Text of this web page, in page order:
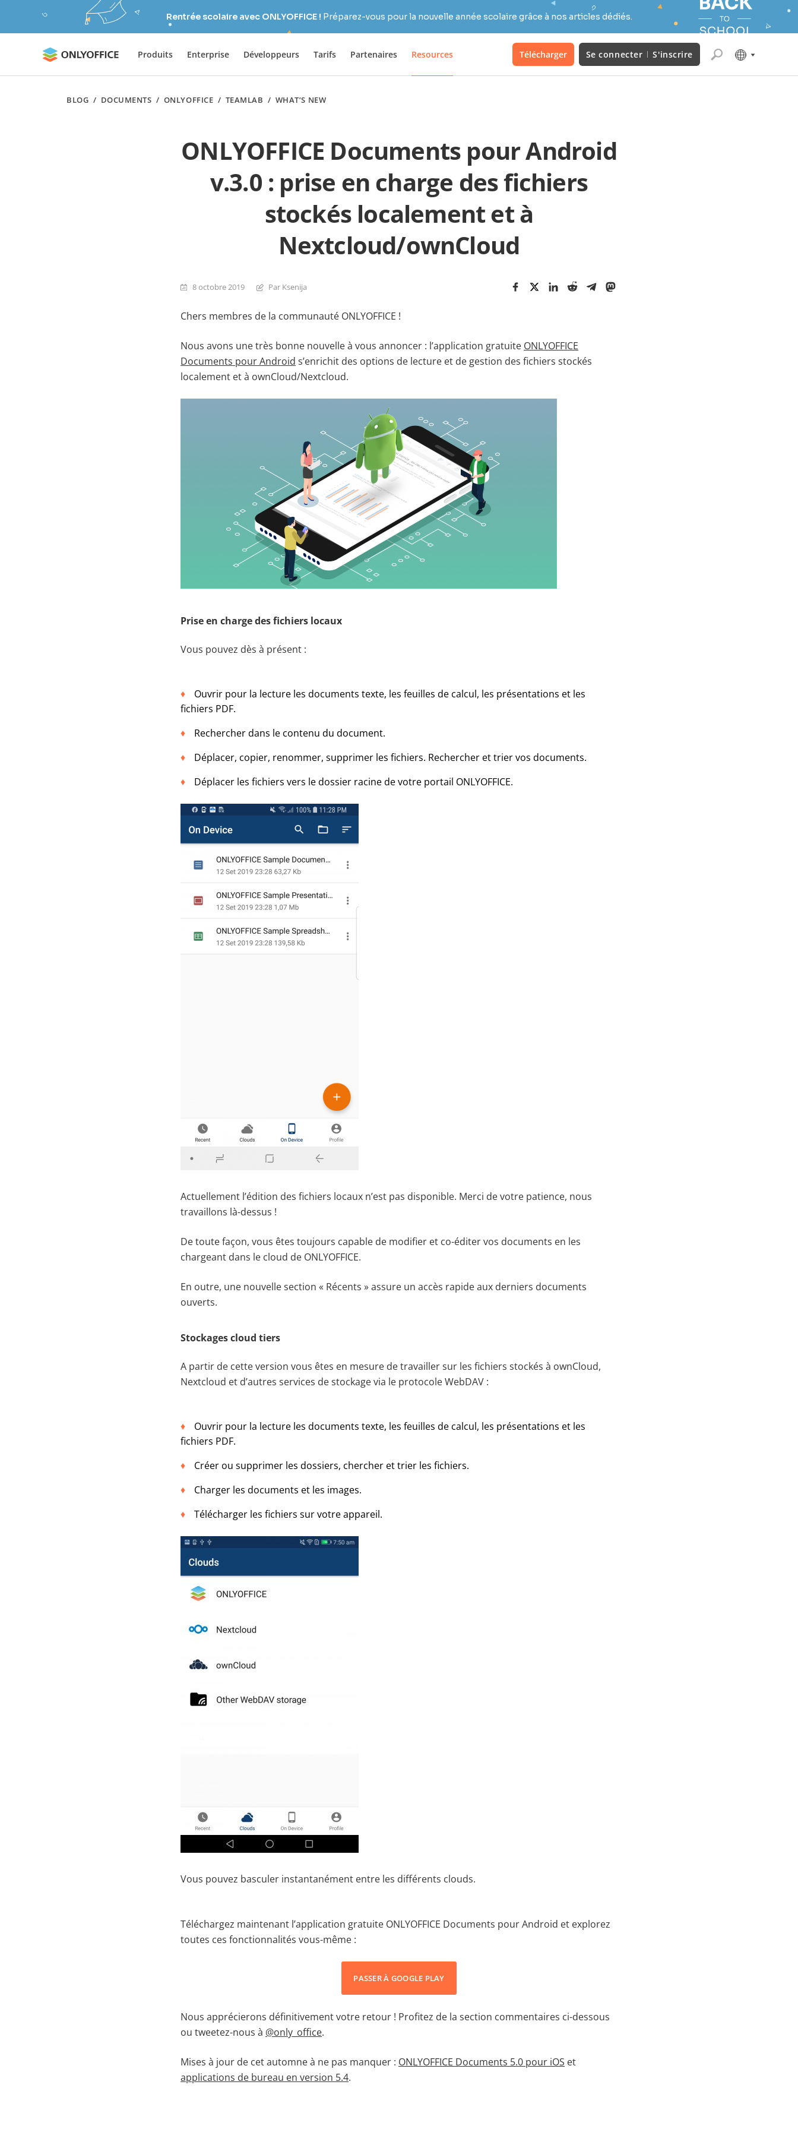
Rentrée scolaire avec ONLYOFFICE ! Préparez-vous pour la nouvelle année scolaire grâce à nos articles dédiés.
Produits Enterprise Développeurs Tarifs Partenaires Resources Télécharger Se connecter S'inscrire
BLOG / DOCUMENTS / ONLYOFFICE / TEAMLAB / WHAT’S NEW
ONLYOFFICE Documents pour Android
v.3.0 : prise en charge des fichiers
stockés localement et à
Nextcloud/ownCloud
8 octobre 2019 Par Ksenija
Chers membres de la communauté ONLYOFFICE !
Nous avons une très bonne nouvelle à vous annoncer : l’application gratuite ONLYOFFICE
Documents pour Android s’enrichit des options de lecture et de gestion des fichiers stockés
localement et à ownCloud/Nextcloud.
Prise en charge des fichiers locaux
Vous pouvez dès à présent :
Ouvrir pour la lecture les documents texte, les feuilles de calcul, les présentations et les
fichiers PDF.
Rechercher dans le contenu du document.
Déplacer, copier, renommer, supprimer les fichiers. Rechercher et trier vos documents.
Déplacer les fichiers vers le dossier racine de votre portail ONLYOFFICE.
Actuellement l’édition des fichiers locaux n’est pas disponible. Merci de votre patience, nous
travaillons là-dessus !
De toute façon, vous êtes toujours capable de modifier et co-éditer vos documents en les
chargeant dans le cloud de ONLYOFFICE.
En outre, une nouvelle section « Récents » assure un accès rapide aux derniers documents
ouverts.
Stockages cloud tiers
A partir de cette version vous êtes en mesure de travailler sur les fichiers stockés à ownCloud,
Nextcloud et d’autres services de stockage via le protocole WebDAV :
Ouvrir pour la lecture les documents texte, les feuilles de calcul, les présentations et les
fichiers PDF.
Créer ou supprimer les dossiers, chercher et trier les fichiers.
Charger les documents et les images.
Télécharger les fichiers sur votre appareil.
Vous pouvez basculer instantanément entre les différents clouds.
Téléchargez maintenant l’application gratuite ONLYOFFICE Documents pour Android et explorez
toutes ces fonctionnalités vous-même :
PASSER À GOOGLE PLAY
Nous apprécierons définitivement votre retour ! Profitez de la section commentaires ci-dessous
ou tweetez-nous à @only_office.
Mises à jour de cet automne à ne pas manquer : ONLYOFFICE Documents 5.0 pour iOS et
applications de bureau en version 5.4.